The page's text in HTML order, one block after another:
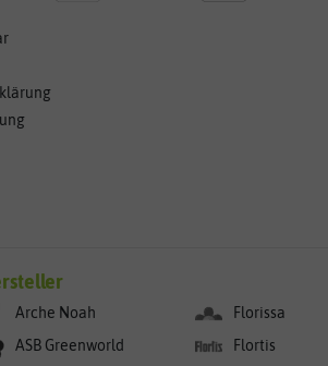
Arche Noah
ASB Greenworld
Florissa
Flortis